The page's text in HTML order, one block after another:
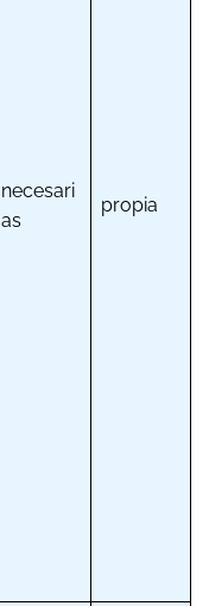
necesari
as
propia